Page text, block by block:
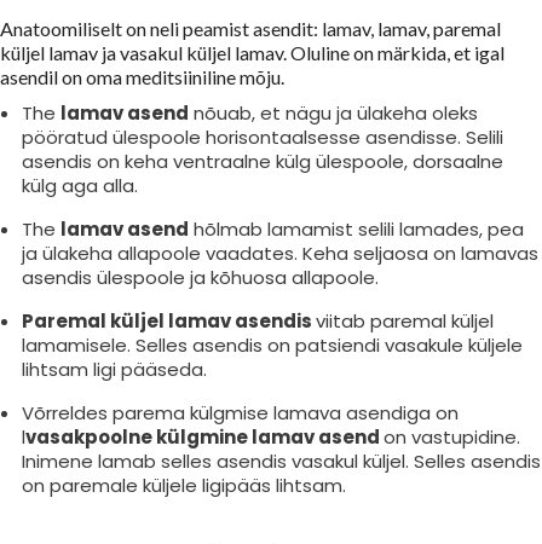
Anatoomiliselt on neli peamist asendit: lamav, lamav, paremal
küljel lamav ja vasakul küljel lamav. Oluline on märkida, et igal
asendil on oma meditsiiniline mõju.
The lamav asend nõuab, et nägu ja ülakeha oleks
pööratud ülespoole horisontaalsesse asendisse. Selili
asendis on keha ventraalne külg ülespoole, dorsaalne
külg aga alla.
The lamav asend hõlmab lamamist selili lamades, pea
ja ülakeha allapoole vaadates. Keha seljaosa on lamavas
asendis ülespoole ja kõhuosa allapoole.
Paremal küljel lamav asendisviitab paremal küljel
lamamisele. Selles asendis on patsiendi vasakule küljele
lihtsam ligi pääseda.
Võrreldes parema külgmise lamava asendiga on
lvasakpoolne külgmine lamav asendon vastupidine.
Inimene lamab selles asendis vasakul küljel. Selles asendis
on paremale küljele ligipääs lihtsam.